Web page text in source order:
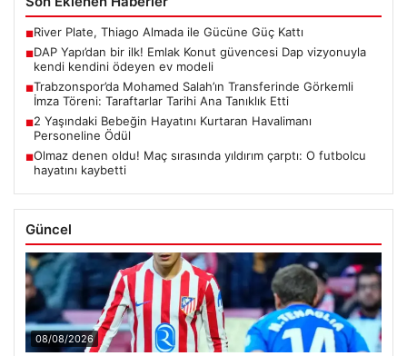
■River Plate, Thiago Almada ile Gücüne Güç Kattı
■DAP Yapı’dan bir ilk! Emlak Konut güvencesi Dap vizyonuyla
kendi kendini ödeyen ev modeli
■Trabzonspor’da Mohamed Salah’ın Transferinde Görkemli
İmza Töreni: Taraftarlar Tarihi Ana Tanıklık Etti
■2 Yaşındaki Bebeğin Hayatını Kurtaran Havalimanı
Personeline Ödül
■Olmaz denen oldu! Maç sırasında yıldırım çarptı: O futbolcu
hayatını kaybetti
Güncel
08/08/2026